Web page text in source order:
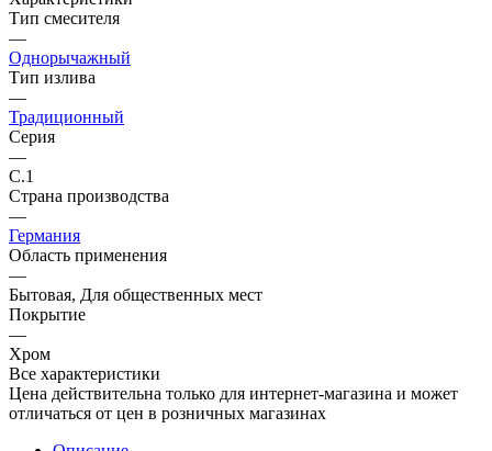
Тип смесителя
—
Однорычажный
Тип излива
—
Традиционный
Серия
—
C.1
Страна производства
—
Германия
Область применения
—
Бытовая, Для общественных мест
Покрытие
—
Хром
Все характеристики
Цена действительна только для интернет-магазина и может
отличаться от цен в розничных магазинах